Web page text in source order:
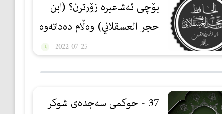
بۆچی ئەشاعیرە زۆرترن؟ (ابن
حجر العسقلاني) وەڵام دەداتەوە
2022-07-25
37 - حوكمی سەجدەی شوكر